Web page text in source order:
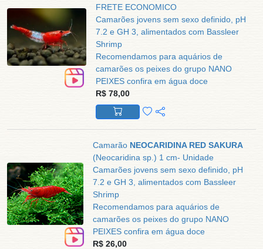
FRETE ECONOMICO
Camarões jovens sem sexo definido, pH
7.2 e GH 3, alimentados com Bassleer
Shrimp
Recomendamos para aquários de
camarões os peixes do grupo NANO
PEIXES confira em água doce
R$ 78,00
Camarão NEOCARIDINA RED SAKURA
(Neocaridina sp.) 1 cm- Unidade
Camarões jovens sem sexo definido, pH
7.2 e GH 3, alimentados com Bassleer
Shrimp
Recomendamos para aquários de
camarões os peixes do grupo NANO
PEIXES confira em água doce
R$ 26,00